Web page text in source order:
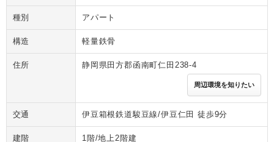
種別 アパート
構造 軽量鉄骨
住所 静岡県田方郡函南町仁田238-4
周辺環境を知りたい
交通 伊豆箱根鉄道駿豆線/伊豆仁田 徒歩9分
建階 1階/地上2階建